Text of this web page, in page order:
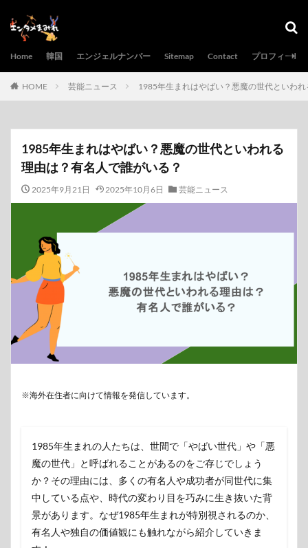
Home 韓国 エンジェルナンバー Sitemap Contact プロフィール
HOME 芸能ニュース 1985年生まれはやばい？悪魔の世代といわ
1985年生まれはやばい？悪魔の世代といわれる
理由は？有名人で誰がいる？
2025年9月21日 2025年10月6日 芸能ニュース
※海外在住者に向けて情報を発信しています。
1985年生まれの人たちは、世間で「やばい世代」や「悪
魔の世代」と呼ばれることがあるのをご存じでしょう
か？その理由には、多くの有名人や成功者が同世代に集
中している点や、時代の変わり目を巧みに生き抜いた背
景があります。なぜ1985年生まれが特別視されるのか、
有名人や独自の価値観にも触れながら紹介していきま